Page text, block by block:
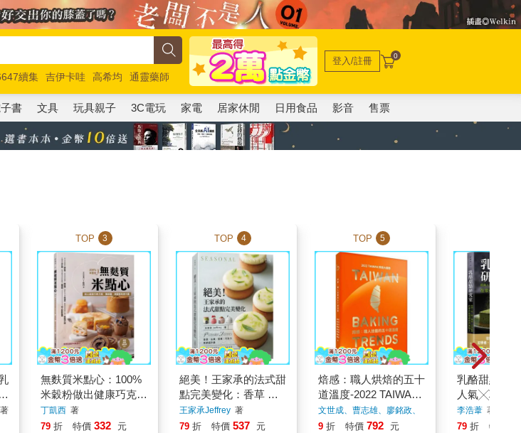
續集 吉伊卡哇 高希均
通靈藥師
動員5 超慢跑
登入/註冊 0
書 文具 玩具親子 3C電玩 家電 居家休閒 日用食品 影音 售票
TOP 3
無麩質米點心：100%
米穀粉做出健康巧克力
塔、瑪德蓮、磅蛋糕和
佛卡夏
丁凱西著
79 折 特價 332 元
TOP 4
絕美！王家承的法式甜
點完美變化：香草 水
果 巧克力 季節感升級
王家承Jeffrey著
79 折 特價 537 元
TOP 5
焙感：職人烘焙的五十
道溫度-2022 TAIWAN
烘焙大趨勢
文世成、曹志雄、廖銘政、
陳永信
著
9 折 特價 792 元
乳酪甜點研
人氣╳職人
創業，在家
界美味！
李浩葦著
79 折 特價